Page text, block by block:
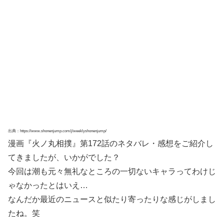
出典：https://www.shonenjump.com/j/weeklyshonenjump/
漫画『火ノ丸相撲』第172話のネタバレ・感想をご紹介し
てきましたが、いかがでした？
今回は潮も元々無礼なところの一切ないキャラってわけじ
ゃなかったとはいえ…
なんだか最近のニュースと似たり寄ったりな感じがしまし
たね。笑